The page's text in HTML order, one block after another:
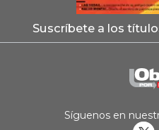
Suscríbete a los
Síguenos en